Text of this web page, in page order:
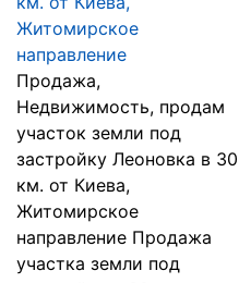
Житомирское
направление
Продажа,
Недвижимость, продам
участок земли под
застройку Леоновка в 30
км. от Киева,
Житомирское
направление Продажа
участка земли под